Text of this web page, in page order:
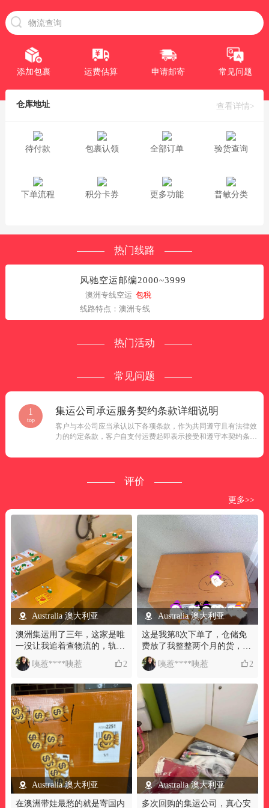
添加包裹 运费估算 申请邮寄 常见问题
仓库地址 查看详情>
待付款 包裹认领 全部订单 验货查询
下单流程 积分卡券 更多功能 普敏分类
热门线路
风驰空运邮编2000~3999
澳洲专线空运包税
线路特点：澳洲专线
热门活动
常见问题
1
top
集运公司承运服务契约条款详细说明
客户与本公司应当承认以下各项条款，作为共同遵守且有法律效
力的约定条款，客户自支付运费起即表示接受和遵守本契约条款
评价
更多>>
Australia 澳大利亚
澳洲集运用了三年，这家是唯
一没让我追着查物流的，轨迹
实时更，清关快不卡壳，全程
零隐形消费
咦惹****咦惹 2
Australia 澳大利亚
这是我第8次下单了，仓储免
费放了我整整两个月的货，等
我凑齐一整箱才发，完全没催
过我，这种不催单的佛系靠谱
惜。
咦惹****咦惹 2
Australia 澳大利亚
在澳洲带娃最愁的就是寄国内
Australia 澳大利亚
多次回购的集运公司，真心安